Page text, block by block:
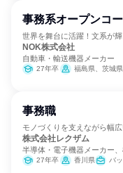
事務系オープンコ
世界を舞台に活躍！文系が
NOK株式会社
自動車・輸送機器メーカー
27年卒 福島県、茨城県、栃木県、埼玉県、東京都、神奈川県、静岡県、愛知
事務職
モノづくりを支えながら幅
株式会社レクザム
半導体・電子機器メーカー
27年卒 香川県 バ